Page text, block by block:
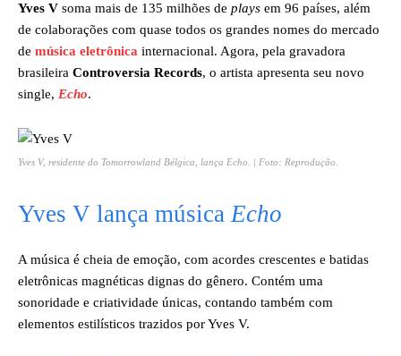
Yves V soma mais de 135 milhões de plays em 96 países, além
de colaborações com quase todos os grandes nomes do mercado
de música eletrônica internacional. Agora, pela gravadora
brasileira Controversia Records, o artista apresenta seu novo
single, Echo.
Yves V, residente do Tomorrowland Bélgica, lança Echo . | Foto: Reprodução.
Yves V lança músicaEcho
A música é cheia de emoção, com acordes crescentes e batidas
eletrônicas magnéticas dignas do gênero. Contém uma
sonoridade e criatividade únicas, contando também com
elementos estilísticos trazidos por Yves V.